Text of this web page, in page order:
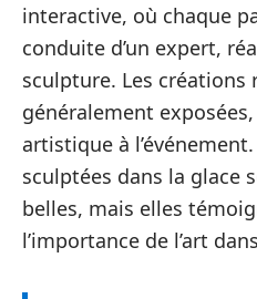
interactive, où chaque
conduite d’un expert,
sculpture. Les créations
généralement
artistique à
sculptées dans la glace
belles, mais elles
l’importance de l’art